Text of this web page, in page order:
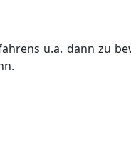
u.a. dann zu